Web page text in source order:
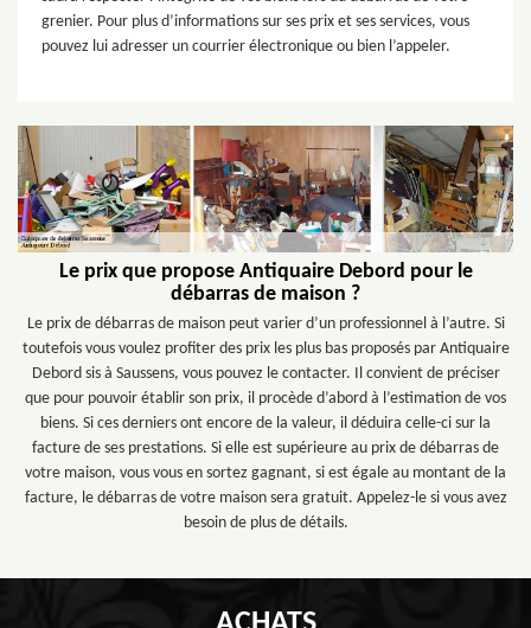
grenier. Pour plus d’informations sur ses prix et ses services, vous
pouvez lui adresser un courrier électronique ou bien l’appeler.
Le prix que propose Antiquaire Debord pour le
débarras de maison ?
Le prix de débarras de maison peut varier d’un professionnel à l’autre. Si
toutefois vous voulez profiter des prix les plus bas proposés par Antiquaire
Debord sis à Saussens, vous pouvez le contacter. Il convient de préciser
que pour pouvoir établir son prix, il procède d’abord à l’estimation de vos
biens. Si ces derniers ont encore de la valeur, il déduira celle-ci sur la
facture de ses prestations. Si elle est supérieure au prix de débarras de
votre maison, vous vous en sortez gagnant, si est égale au montant de la
facture, le débarras de votre maison sera gratuit. Appelez-le si vous avez
besoin de plus de détails.